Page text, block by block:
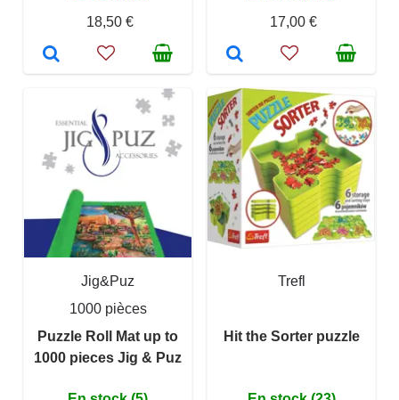
18,50 €
17,00 €
Jig&Puz
1000 pièces
Puzzle Roll Mat up to
1000 pieces Jig & Puz
Trefl
Hit the Sorter puzzle